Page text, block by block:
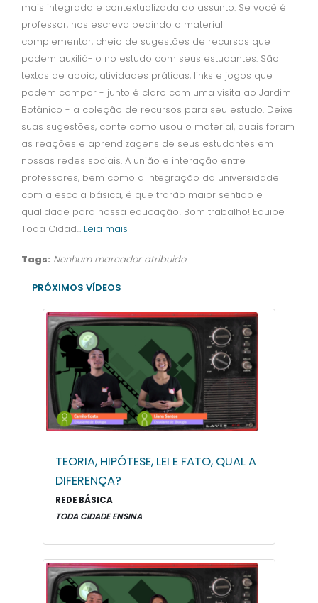
mais integrada e contextualizada do assunto. Se você é
professor, nos escreva pedindo o material
complementar, cheio de sugestões de recursos que
podem auxiliá-lo no estudo com seus estudantes. São
textos de apoio, atividades práticas, links e jogos que
podem compor - junto é claro com uma visita ao Jardim
Botânico - a coleção de recursos para seu estudo. Deixe
suas sugestões, conte como usou o material, quais foram
as reações e aprendizagens de seus estudantes em
nossas redes sociais. A união e interação entre
professores, bem como a integração da universidade
com a escola básica, é que trarão maior sentido e
qualidade para nossa educação! Bom trabalho! Equipe
Toda Cidad... Leia mais
Tags: Nenhum marcador atribuido
PRÓXIMOS VÍDEOS
TEORIA, HIPÓTESE, LEI E FATO, QUAL A
DIFERENÇA?
REDE BÁSICA
TODA CIDADE ENSINA